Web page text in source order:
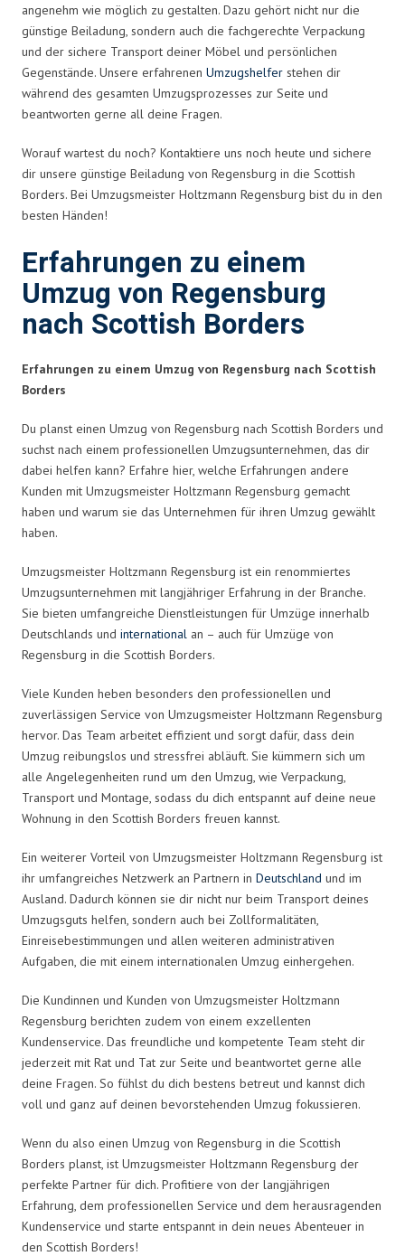
angenehm wie möglich zu gestalten. Dazu gehört nicht nur die
günstige Beiladung, sondern auch die fachgerechte Verpackung
und der sichere Transport deiner Möbel und persönlichen
Gegenstände. Unsere erfahrenen Umzugshelfer stehen dir
während des gesamten Umzugsprozesses zur Seite und
beantworten gerne all deine Fragen.
Worauf wartest du noch? Kontaktiere uns noch heute und sichere
dir unsere günstige Beiladung von Regensburg in die Scottish
Borders. Bei Umzugsmeister Holtzmann Regensburg bist du in den
besten Händen!
Erfahrungen zu einem
Umzug von Regensburg
nach Scottish Borders
Erfahrungen zu einem Umzug von Regensburg nach Scottish
Borders
Du planst einen Umzug von Regensburg nach Scottish Borders und
suchst nach einem professionellen Umzugsunternehmen, das dir
dabei helfen kann? Erfahre hier, welche Erfahrungen andere
Kunden mit Umzugsmeister Holtzmann Regensburg gemacht
haben und warum sie das Unternehmen für ihren Umzug gewählt
haben.
Umzugsmeister Holtzmann Regensburg ist ein renommiertes
Umzugsunternehmen mit langjähriger Erfahrung in der Branche.
Sie bieten umfangreiche Dienstleistungen für Umzüge innerhalb
Deutschlands und international an – auch für Umzüge von
Regensburg in die Scottish Borders.
Viele Kunden heben besonders den professionellen und
zuverlässigen Service von Umzugsmeister Holtzmann Regensburg
hervor. Das Team arbeitet effizient und sorgt dafür, dass dein
Umzug reibungslos und stressfrei abläuft. Sie kümmern sich um
alle Angelegenheiten rund um den Umzug, wie Verpackung,
Transport und Montage, sodass du dich entspannt auf deine neue
Wohnung in den Scottish Borders freuen kannst.
Ein weiterer Vorteil von Umzugsmeister Holtzmann Regensburg ist
ihr umfangreiches Netzwerk an Partnern in Deutschland und im
Ausland. Dadurch können sie dir nicht nur beim Transport deines
Umzugsguts helfen, sondern auch bei Zollformalitäten,
Einreisebestimmungen und allen weiteren administrativen
Aufgaben, die mit einem internationalen Umzug einhergehen.
Die Kundinnen und Kunden von Umzugsmeister Holtzmann
Regensburg berichten zudem von einem exzellenten
Kundenservice. Das freundliche und kompetente Team steht dir
jederzeit mit Rat und Tat zur Seite und beantwortet gerne alle
deine Fragen. So fühlst du dich bestens betreut und kannst dich
voll und ganz auf deinen bevorstehenden Umzug fokussieren.
Wenn du also einen Umzug von Regensburg in die Scottish
Borders planst, ist Umzugsmeister Holtzmann Regensburg der
perfekte Partner für dich. Profitiere von der langjährigen
Erfahrung, dem professionellen Service und dem herausragenden
Kundenservice und starte entspannt in dein neues Abenteuer in
den Scottish Borders!